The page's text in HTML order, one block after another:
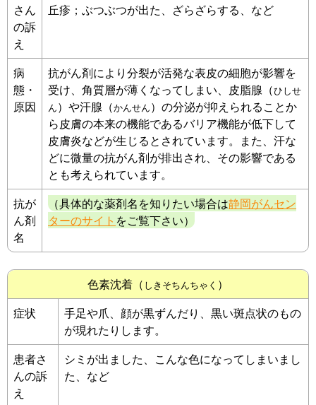
さん
の訴
え
丘疹；ぶつぶつが出た、ざらざらする、など
病
態・
原因
抗がん剤により分裂が活発な表皮の細胞が影響を
受け、角質層が薄くなってしまい、皮脂腺（ひしせ
ん）や汗腺（かんせん）の分泌が抑えられることか
ら皮膚の本来の機能であるバリア機能が低下して
皮膚炎などが生じるとされています。また、汗な
どに微量の抗がん剤が排出され、その影響である
とも考えられています。
抗が
ん剤
名
（具体的な薬剤名を知りたい場合は静岡がんセン
ターのサイト をご覧下さい）
色素沈着（ しきそちんちゃく ）
症状
手足や爪、顔が黒ずんだり、黒い斑点状のもの
が現れたりします。
患者さ
んの訴
え
シミが出ました、こんな色になってしまいまし
た、など